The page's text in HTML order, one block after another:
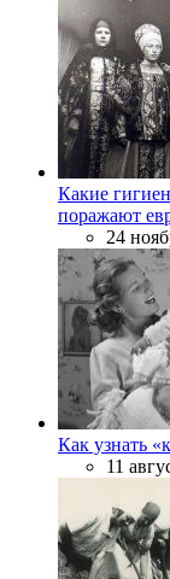
Какие
поражают
24
Как узнать
11